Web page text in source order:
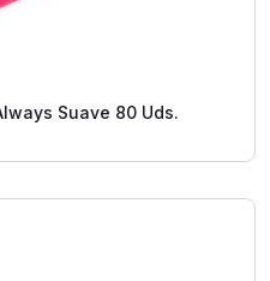
Suave 80 Uds.